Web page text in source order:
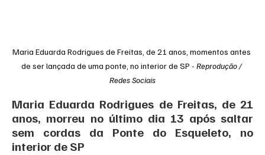
Maria Eduarda Rodrigues de Freitas, de 21 anos, momentos antes
de ser lançada de uma ponte, no interior de SP - Reprodução /
Redes Sociais
Maria Eduarda Rodrigues de Freitas, de 21
anos, morreu no último dia 13 após saltar
sem cordas da Ponte do Esqueleto, no
interior de SP